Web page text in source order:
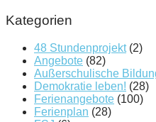
Kategorien
48 Stundenprojekt(2)
Angebote (82)
Außerschulische
Demokratie leben! (28)
Ferienangebote (100)
Ferienplan (28)